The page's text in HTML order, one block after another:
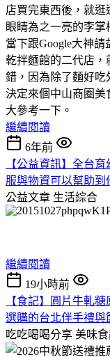
店買完東西後，就逛
眼睛為之一亮的李掌
當下跟Google大神
乾拌麵館的二代店，
錯，因為除了麵好吃
決定來個中山商圈
大參考一下。
繼續閱讀
6年前
【公益資訊】全台
服與物資可以幫助到
公益文章 生活綜合
繼續閱讀
19小時前
【食記】圓片牛軋
選購的台北伴手禮與
吃吃喝喝分享 美味